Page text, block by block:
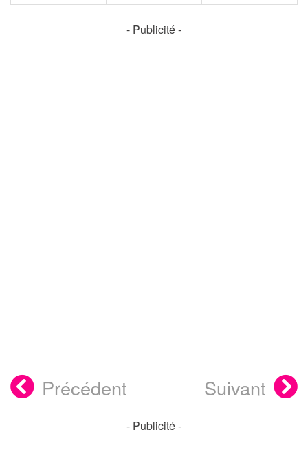
- Publicité -
Précédent Suivant
- Publicité -